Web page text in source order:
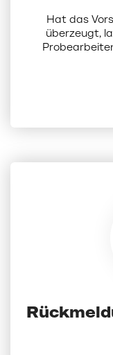
Hat das
überzeugt,
erhältst du